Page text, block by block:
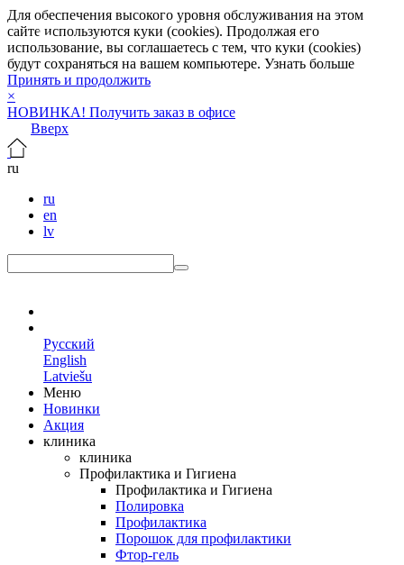
Для обеспечения высокого уровня обслуживания на этом
сайте используются куки (cookies). Продолжая его
использование, вы соглашаетесь с тем, что куки (cookies)
будут сохраняться на вашем компьютере. Узнать больше
Принять и продолжить
×
НОВИНКА! Получить заказ в офисе
Вверх
ru
ru
en
lv
Русский
English
Latviešu
Меню
Новинки
Акция
клиника
клиника
Профилактика и Гигиена
Профилактика и Гигиена
Полировка
Профилактика
Порошок для профилактики
Фтор-гель